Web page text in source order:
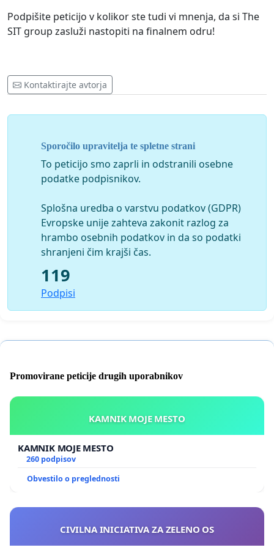
Podpišite peticijo v kolikor ste tudi vi mnenja, da si The
SIT group zasluži nastopiti na finalnem odru!
Kontaktirajte avtorja
Sporočilo upravitelja te spletne strani
To peticijo smo zaprli in odstranili osebne
podatke podpisnikov.
Splošna uredba o varstvu podatkov (GDPR)
Evropske unije zahteva zakonit razlog za
hrambo osebnih podatkov in da so podatki
shranjeni čim krajši čas.
119
Podpisi
Promovirane peticije drugih uporabnikov
KAMNIK MOJE MESTO
KAMNIK MOJE MESTO
260 podpisov
Obvestilo o preglednosti
CIVILNA INICIATIVA ZA ZELENO OS